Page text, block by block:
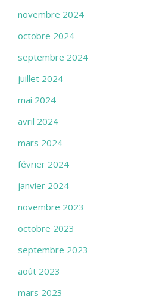
novembre 2024
octobre 2024
septembre 2024
juillet 2024
mai 2024
avril 2024
mars 2024
février 2024
janvier 2024
novembre 2023
octobre 2023
septembre 2023
août 2023
mars 2023